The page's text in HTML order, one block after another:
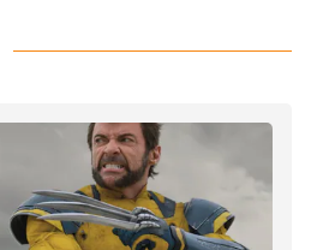
d
e
o